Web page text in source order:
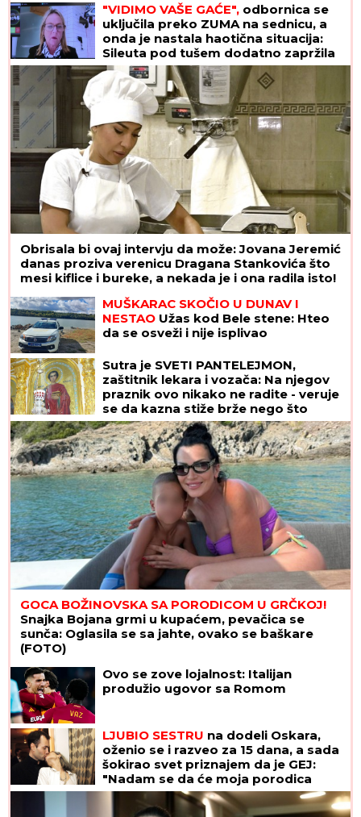
"VIDIMO VAŠE GAĆE", odbornica se
uključila preko ZUMA na sednicu, a
onda je nastala haotična situacija:
Sileuta pod tušem dodatno zapržila
čorbu
Obrisala bi ovaj intervju da može: Jovana Jeremić
danas proziva verenicu Dragana Stankovića što
mesi kiflice i bureke, a nekada je i ona radila isto!
MUŠKARAC SKOČIO U DUNAV I
NESTAO Užas kod Bele stene: Hteo
da se osveži i nije isplivao
Sutra je SVETI PANTELEJMON,
zaštitnik lekara i vozača: Na njegov
praznik ovo nikako ne radite - veruje
se da kazna stiže brže nego što
mislite
GOCA BOŽINOVSKA SA PORODICOM U GRČKOJ!
Snajka Bojana grmi u kupaćem, pevačica se
sunča: Oglasila se sa jahte, ovako se baškare
(FOTO)
Ovo se zove lojalnost: Italijan
produžio ugovor sa Romom
LJUBIO SESTRU na dodeli Oskara,
oženio se i razveo za 15 dana, a sada
šokirao svet priznajem da je GEJ:
"Nadam se da će moja porodica
odabrati razumevanje umesto
osude"